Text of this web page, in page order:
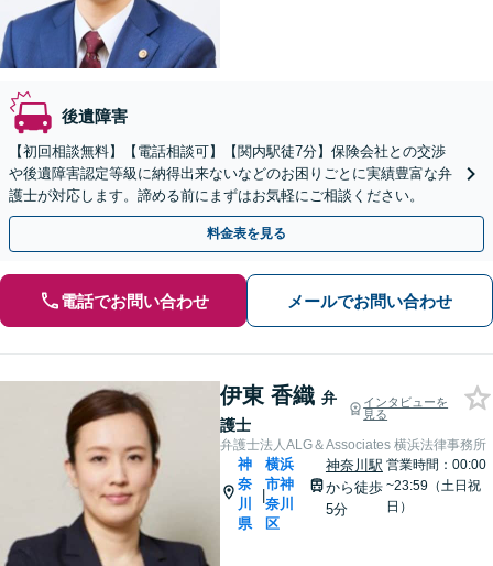
後遺障害
【初回相談無料】【電話相談可】【関内駅徒7分】保険会社との交渉
や後遺障害認定等級に納得出来ないなどのお困りごとに実績豊富な弁
護士が対応します。諦める前にまずはお気軽にご相談ください。
料金表を見る
電話でお問い合わせ メールでお問い合わせ
伊東 香織 弁
護士
インタビューを
見る
弁護士法人ALG＆Associates 横浜法律事務所
神
奈
川
県
|
横浜
市神
奈川
区
神奈川駅
から徒歩
5分
営業時間：00:00
~23:59（土日祝
日）